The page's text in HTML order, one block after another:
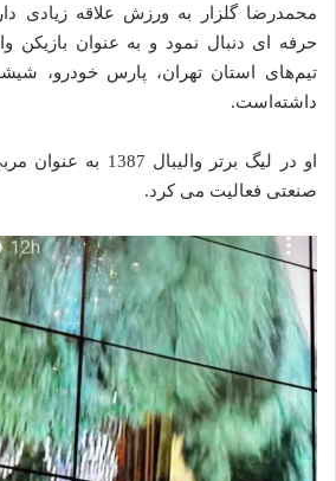
محمدرضا گلزار به ورزش علاقه زیادی
حرفه ای دنبال نمود و به عنوان بازیکن
تیم‌های استان تهران، پارس خودرو،
داشته‌است.
او در لیگ برتر
صنعتی فعالیت می‌ کرد.